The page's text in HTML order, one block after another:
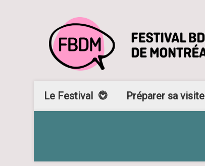
Le Festival Préparer sa visite